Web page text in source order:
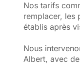
Nos tarifs
remplacer, les
établis après
Nous
Albert, avec